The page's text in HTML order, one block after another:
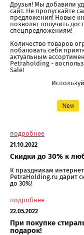
Друзья! Мы добавили
сайт. Не пропускайте
предложения! Новые
позволят получить
спецпредложениям!
Количество товаров
побаловать себя
актуальным
Petraholding -
Sale!
подробнее
21.10.2022
Скидки до 30% к
К праздникам
PetraHolding.ru дарит
до 30%!
подробнее
22.05.2022
При покупке
подарок!